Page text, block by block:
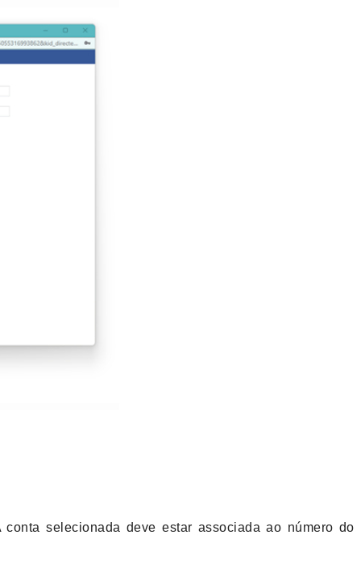
conta selecionada deve estar associada ao número do